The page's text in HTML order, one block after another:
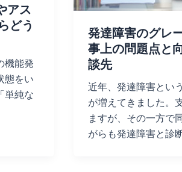
アス
どう
機能発
態をい
単純な
発達障害のグレ
事上の問題点と
談先
近年、発達障害とい
が増えてきました。
ますが、その一方で
がらも発達障害と診